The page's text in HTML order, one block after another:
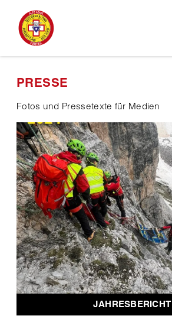
JAHRESBERICHT
PRESSE
Fotos und Pressetexte für Medien